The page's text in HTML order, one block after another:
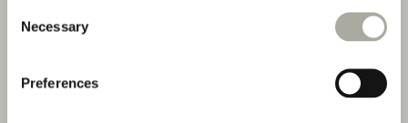
Selection
Necessary
Preferences